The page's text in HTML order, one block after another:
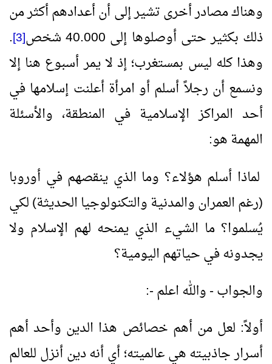
وهناك مصادر أخرى تشير إلى أن أعدادهم أكثر من
ذلك بكثير حتى أوصلوها إلى 40.000 شخص
[3]
.
وهذا كله ليس بمستغرب؛ إذ لا يمر أسبوع هنا إلا
ونسمع أن رجلاً أسلم أو امرأة أعلنت إسلامها في
أحد المراكز الإسلامية في المنطقة، والأسئلة
المهمة هو:
لماذا أسلم هؤلاء؟ وما الذي ينقصهم في أوروبا
(رغم العمران والمدنية والتكنولوجيا الحديثة) لكي
يُسلموا؟ ما الشيء الذي يمنحه لهم الإسلام ولا
يجدونه في حياتهم اليومية؟
والجواب - والله اعلم -:
أولاً: لعل من أهم خصائص هذا الدين وأحد أهم
أسرار جاذبيته هي عالميته؛ أي أنه دين أنزل للعالم